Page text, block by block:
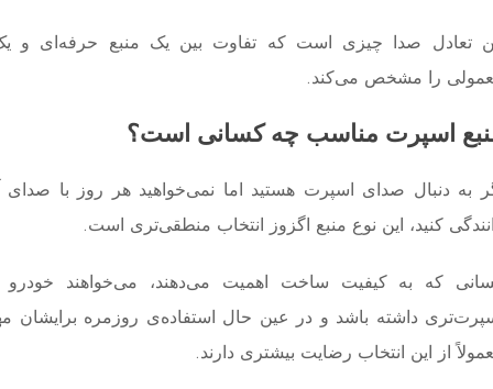
تعادل صدا چیزی است که تفاوت بین یک منبع حرفه‌ای و
را مشخص می‌کند.
اسپرت مناسب چه کسانی است؟
به دنبال صدای اسپرت هستید اما نمی‌خواهید هر روز با صدای
کنید، این نوع منبع اگزوز انتخاب منطقی‌تری است.
که به کیفیت ساخت اهمیت می‌دهند، می‌خواهند
داشته باشد و در عین حال استفاده‌ی روزمره برایشان
از این انتخاب رضایت بیشتری دارند.